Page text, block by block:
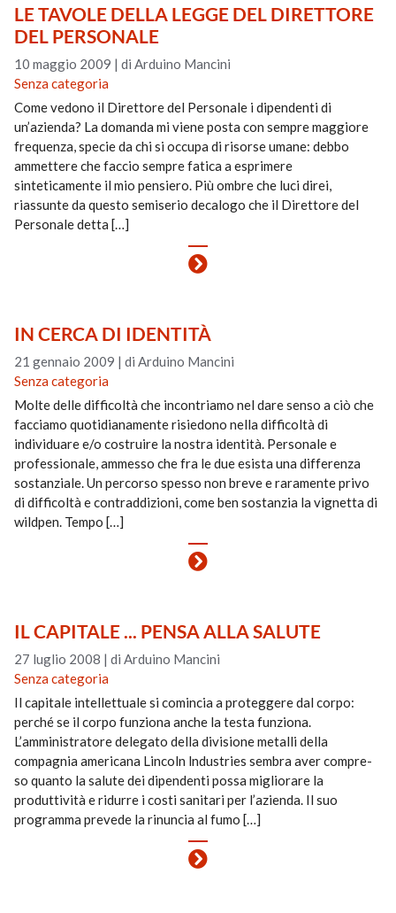
LE TAVOLE DELLA LEGGE DEL DIRETTORE
DEL PERSONALE
10 maggio 2009 |di Arduino Mancini
Senza categoria
Come vedono il Direttore del Personale i dipendenti di
un’azienda? La domanda mi viene posta con sempre maggiore
frequenza, specie da chi si occupa di risorse umane: debbo
ammettere che faccio sempre fatica a esprimere
sinteticamente il mio pensiero. Più ombre che luci direi,
riassunte da questo semiserio decalogo che il Direttore del
Personale detta […]
IN CERCA DI IDENTITÀ
21 gennaio 2009 |di Arduino Mancini
Senza categoria
Molte delle difficoltà che incontriamo nel dare senso a ciò che
facciamo quotidianamente risiedono nella difficoltà di
individuare e/o costruire la nostra identità. Personale e
professionale, ammesso che fra le due esista una differenza
sostanziale. Un percorso spesso non breve e raramente privo
di difficoltà e contraddizioni, come ben sostanzia la vignetta di
wildpen. Tempo […]
IL CAPITALE ... PENSA ALLA SALUTE
27 luglio 2008 |di Arduino Mancini
Senza categoria
Il capitale intellettuale si comincia a proteggere dal corpo:
perché se il corpo funziona anche la testa funziona.
L’amministratore delegato della divisione metalli della
compagnia americana Lincoln lndustries sembra aver compre­
so quanto la salute dei dipendenti possa migliorare la
produttività e ridurre i costi sanitari per l’azienda. Il suo
programma prevede la rinuncia al fumo […]